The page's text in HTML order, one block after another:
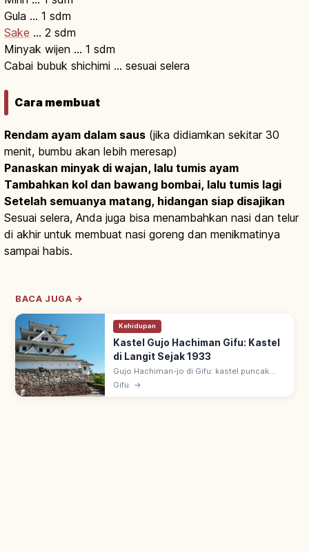
Gula … 1 sdm
Sake … 2 sdm
Minyak wijen … 1 sdm
Cabai bubuk shichimi … sesuai selera
Cara membuat
Rendam ayam dalam saus (jika didiamkan sekitar 30
menit, bumbu akan lebih meresap)
Panaskan minyak di wajan, lalu tumis ayam
Tambahkan kol dan bawang bombai, lalu tumis lagi
Setelah semuanya matang, hidangan siap disajikan
Sesuai selera, Anda juga bisa menambahkan nasi dan telur
di akhir untuk membuat nasi goreng dan menikmatinya
sampai habis.
BACA JUGA →
Kehidupan
Kastel Gujo Hachiman Gifu: Kastel
di Langit Sejak 1933
Gujo Hachiman-jo di Gifu: kastel puncak
Hachimanyama, dijuluki 'kastel di langit'.
Gifu →